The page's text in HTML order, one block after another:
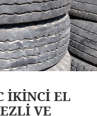
İKİNCİ EL
VE